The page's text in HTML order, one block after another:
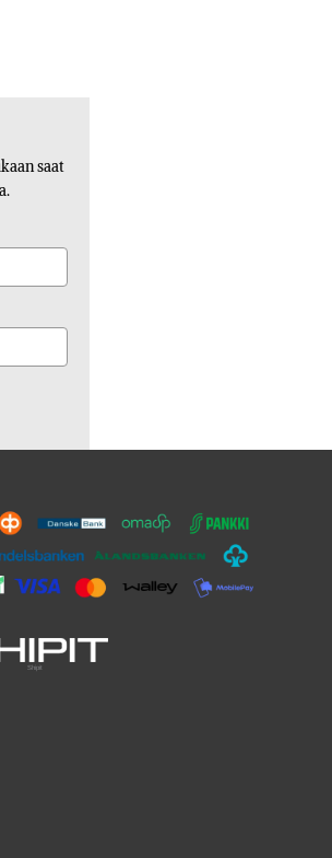
saat
Shipit